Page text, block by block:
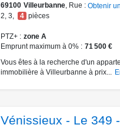
69100 Villeurbanne, Rue : Obtenir
2 3 4 pièces
PTZ+
zone A
Emprunt maximum à 0%
71 500 €
Vous êtes à la recherche d'un
immobilière à Villeurbanne à prix...
Vénissieux - Le 349